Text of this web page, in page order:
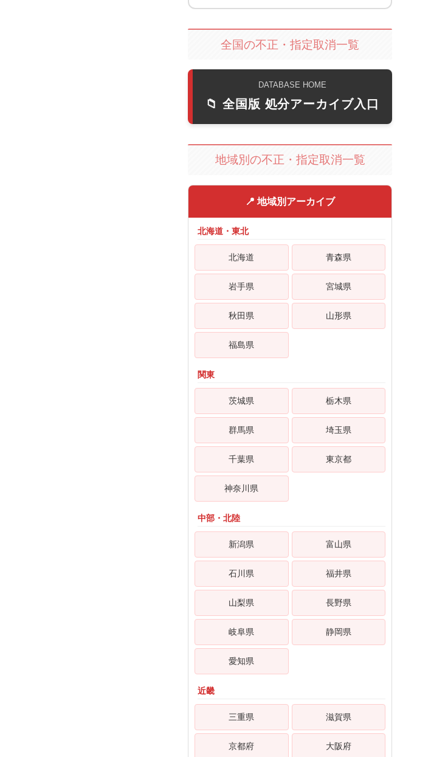
全国の不正・指定取消一覧
DATABASE HOME
📁 全国版 処分アーカイブ入口
地域別の不正・指定取消一覧
📍 地域別アーカイブ
北海道・東北
北海道 青森県
岩手県 宮城県
秋田県 山形県
福島県
関東
茨城県 栃木県
群馬県 埼玉県
千葉県 東京都
神奈川県
中部・北陸
新潟県 富山県
石川県 福井県
山梨県 長野県
岐阜県 静岡県
愛知県
近畿
三重県 滋賀県
京都府 大阪府